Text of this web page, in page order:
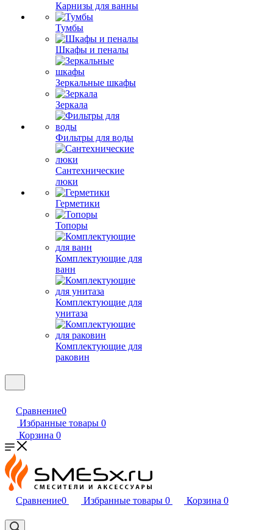
Карнизы для ванны
Тумбы
Шкафы и пеналы
Зеркальные шкафы
Зеркала
Фильтры для воды
Сантехнические
люки
Герметики
Топоры
Комплектующие для
ванн
Комплектующие для
унитаза
Комплектующие для
раковин
Сравнение0
Избранные товары 0
Корзина 0
Сравнение0 Избранные товары 0 Корзина 0